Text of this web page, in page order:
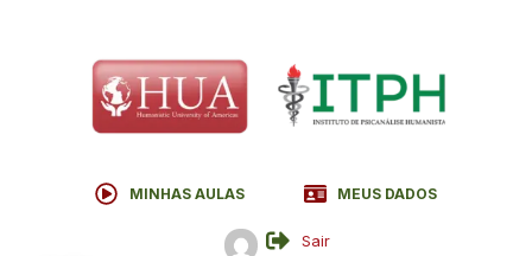
MINHAS AULAS MEUS DADOS
Sair